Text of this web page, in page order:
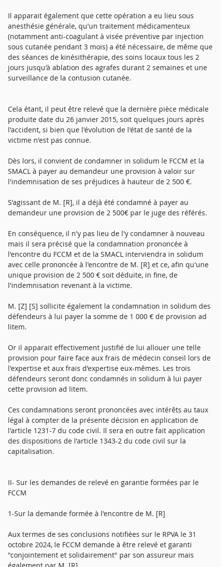
Il apparait également que cette opération a eu lieu sous
anesthésie générale, qu'un traitement médicamenteux
(notamment anti-coagulant à visée préventive par injection
sous cutanée pendant 3 mois) a été nécessaire, de même que
des séances de kinésithérapie, des soins locaux tous les 2
jours jusqu'à ablation des agrafes durant 2 semaines et une
surveillance de la contusion cutanée.
Cela étant, il peut être relevé que la dernière pièce médicale
produite date du 26 janvier 2015, soit quelques jours après
l'accident, si bien que l'évolution de l'état de santé de la
victime n'est pas connue.
Dès lors, il convient de condamner in solidum le FCCM et la
SMACL à payer au demandeur une provision à valoir sur
l'indemnisation de ses préjudices à hauteur de 2 500 €.
S'agissant de M. [R], il a déjà été condamné à payer au
demandeur une provision de 2 500€ par le juge des référés.
En conséquence, il n'y pas lieu de l'y condamner à nouveau
mais il sera précisé que la condamnation prononcée à
l'encontre du FCCM et de la SMACL interviendra in solidum
avec celle prononcée à l'encontre de M. [R] et ce, afin qu'une
unique provision de 2 500 € soit déduite, in fine, de
l'indemnisation revenant à la victime.
M. [Z] [S] sollicite également la condamnation in solidum des
défendeurs à lui payer la somme de 1 000 € de provision ad
litem.
Or il apparait effectivement justifié de lui allouer une telle
provision pour faire face aux frais de médecin conseil lors de
l'expertise et aux frais d'expertise eux-mêmes. Les trois
défendeurs seront donc condamnés in solidum à lui payer
cette provision ad litem.
Ces condamnations seront prononcées avec intérêts au taux
légal à compter de la présente décision en application de
l'article 1231-7 du code civil. Il sera en outre fait application
des dispositions de l'article 1343-2 du code civil sur la
capitalisation.
II- Sur les demandes de relevé en garantie formées par le
FCCM
1-Sur la demande formée à l'encontre de M. [R]
Aux termes de ses conclusions notifiées sur le RPVA le 31
octobre 2024, le FCCM demande à être relevé et garanti
"conjointement et solidairement" par son assureur mais